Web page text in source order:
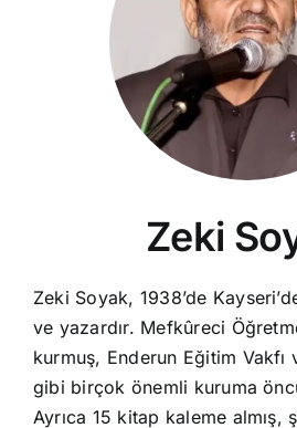
Zeki
Zeki Soyak, 1938’de
ve yazardır. Mefkûreci
kurmuş, Enderun Eğitim Vakfı
gibi birçok önemli kuruma
Ayrıca 15 kitap kaleme almış,